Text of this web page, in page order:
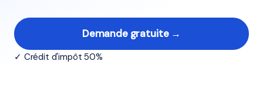
Demande gratuite →
✓ Crédit d'impôt 50%